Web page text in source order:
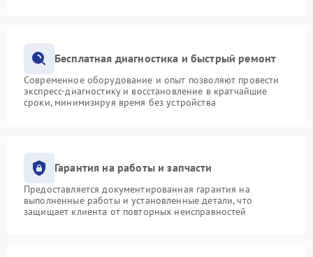
Бесплатная диагностика и быстрый ремонт
Современное оборудование и опыт позволяют провести
экспресс-диагностику и восстановление в кратчайшие
сроки, минимизируя время без устройства
Гарантия на работы и запчасти
Предоставляется документированная гарантия на
выполненные работы и установленные детали, что
защищает клиента от повторных неисправностей